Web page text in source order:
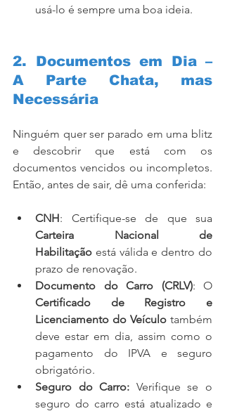
usá-lo é sempre uma boa ideia.
2. Documentos em Dia –
A Parte Chata, mas
Necessária
Ninguém quer ser parado em uma blitz
e descobrir que está com os
documentos vencidos ou incompletos.
Então, antes de sair, dê uma conferida:
CNH
Carteira Nacional de
Habilitação está válida e dentro do
prazo de renovação.
Documento do Carro (CRLV)
Certificado de Registro e
Licenciamento do Veículo também
deve estar em dia, assim como o
pagamento do IPVA e seguro
obrigatório.
Seguro do Carro: Verifique se o
seguro do carro está atualizado e